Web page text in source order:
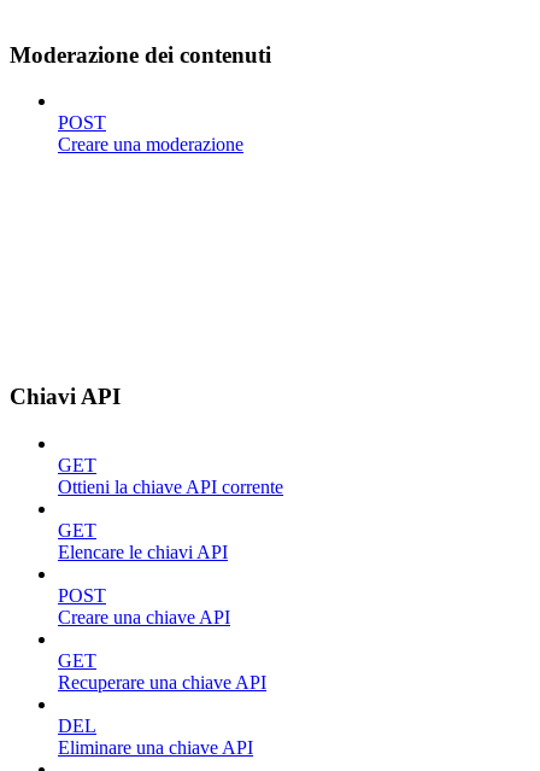
Moderazione dei contenuti
POST
Creare una moderazione
Chiavi API
GET
Ottieni la chiave API corrente
GET
Elencare le chiavi API
POST
Creare una chiave API
GET
Recuperare una chiave API
DEL
Eliminare una chiave API